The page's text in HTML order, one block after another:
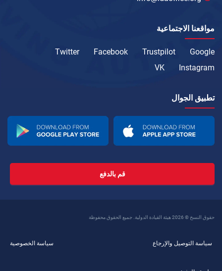
مواقعنا الاجتماعية
Google
Trustpilot
Facebook
Twitter
Instagram
VK
تطبيق الجوال
قم بالدفع
حقوق النسخ © 2026 هيئة القيادة الدولية. جميع الحقوق محفوظة
سياسة التوصيل والإرجاع سياسة الخصوصية